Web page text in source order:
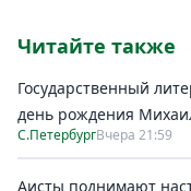
Читайте также
Государственный
день рождения
С.ПетербургВчера 21:59
Аисты поднимают